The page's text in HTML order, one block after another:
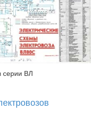
серии ВЛ